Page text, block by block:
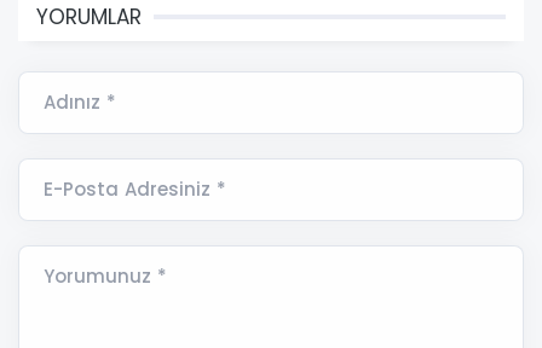
YORUMLAR
Adınız *
E-Posta Adresiniz *
Yorumunuz *